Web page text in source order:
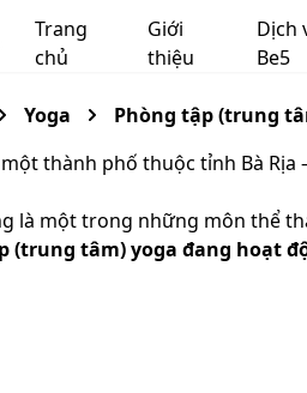
Trang
chủ
Giới
thiệu
Dịch
Be5
Yoga Phòng tập (trung
thành phố thuộc tỉnh Bà Rịa
là một trong những môn thể
(trung tâm) yoga đang hoạt